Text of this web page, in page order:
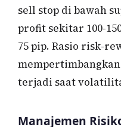
sell stop di bawah
profit sekitar 100-
75 pip. Rasio risk-
terjadi saat
Manajemen